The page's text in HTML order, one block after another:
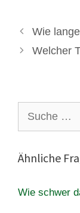
Wie
Welcher
nach:
Ähnliche
Wie schwer